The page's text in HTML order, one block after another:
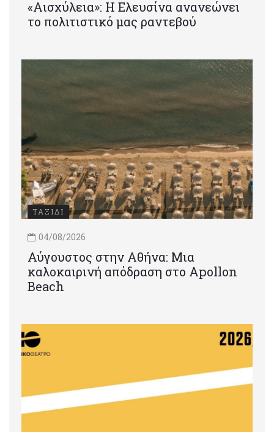
«Αισχύλεια»: Η Ελευσίνα ανανεώνει
το πολιτιστικό μας ραντεβού
ΤΑΞΙΔΙ
04/08/2026
Αύγουστος στην Αθήνα: Μια
καλοκαιρινή απόδραση στο Apollon
Beach